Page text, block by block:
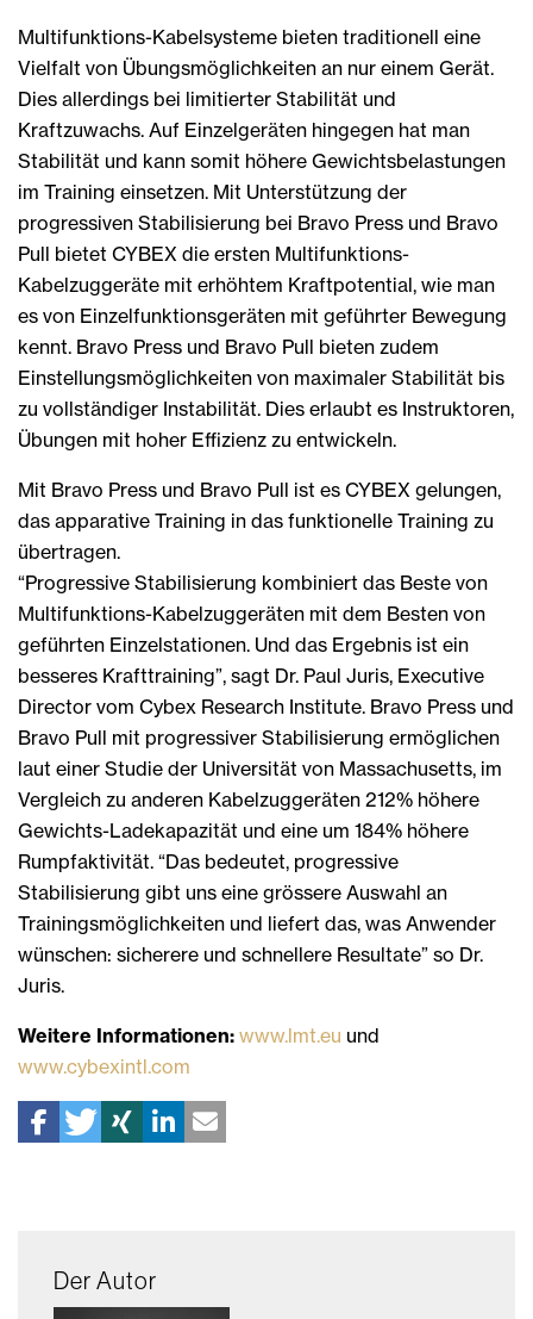
Multifunktions-Kabelsysteme bieten traditionell eine
Vielfalt von Übungsmöglichkeiten an nur einem Gerät.
Dies allerdings bei limitierter Stabilität und
Kraftzuwachs. Auf Einzelgeräten hingegen hat man
Stabilität und kann somit höhere Gewichtsbelastungen
im Training einsetzen. Mit Unterstützung der
progressiven Stabilisierung bei Bravo Press und Bravo
Pull bietet CYBEX die ersten Multifunktions-
Kabelzuggeräte mit erhöhtem Kraftpotential, wie man
es von Einzelfunktionsgeräten mit geführter Bewegung
kennt. Bravo Press und Bravo Pull bieten zudem
Einstellungsmöglichkeiten von maximaler Stabilität bis
zu vollständiger Instabilität. Dies erlaubt es Instruktoren,
Übungen mit hoher Effizienz zu entwickeln.
Mit Bravo Press und Bravo Pull ist es CYBEX gelungen,
das apparative Training in das funktionelle Training zu
übertragen.
“Progressive Stabilisierung kombiniert das Beste von
Multifunktions-Kabelzuggeräten mit dem Besten von
geführten Einzelstationen. Und das Ergebnis ist ein
besseres Krafttraining”, sagt Dr. Paul Juris, Executive
Director vom Cybex Research Institute. Bravo Press und
Bravo Pull mit progressiver Stabilisierung ermöglichen
laut einer Studie der Universität von Massachusetts, im
Vergleich zu anderen Kabelzuggeräten 212% höhere
Gewichts-Ladekapazität und eine um 184% höhere
Rumpfaktivität. “Das bedeutet, progressive
Stabilisierung gibt uns eine grössere Auswahl an
Trainingsmöglichkeiten und liefert das, was Anwender
wünschen: sicherere und schnellere Resultate” so Dr.
Juris.
Weitere Informationen: www.lmt.eu und
www.cybexintl.com
Der Autor